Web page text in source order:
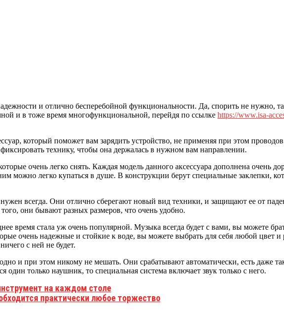
и отлично бесперебойной функциональности. Да, спорить не нужно,
и в тоже время многофункциональной, перейдя по ссылке https://www.isa-
который поможет вам зарядить устройство, не применяя при этом
технику, чтобы она держалась в нужном вам направлении.
очень легко снять. Каждая модель данного аксессуара дополнена очень
можно легко купаться в душе. В конструкции берут специальные заклепки,
всегда. Они отлично сберегают новый вид техники, и защищают ее от
они бывают разных размеров, что очень удобно.
время стала уж очень популярной. Музыка всегда будет с вами, вы можете
очень надежные и стойкие к воде, вы можете выбрать для себя любой цвет
с ней не будет.
и при этом никому не мешать. Они срабатывают автоматически, есть даже
только наушник, то специальная система включает звук только с него.
на каждом столе
практически любое торжество